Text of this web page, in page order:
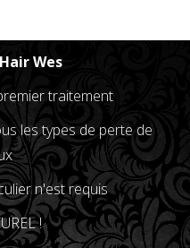
Wes
traitement
les types de perte de
n'est requis
!